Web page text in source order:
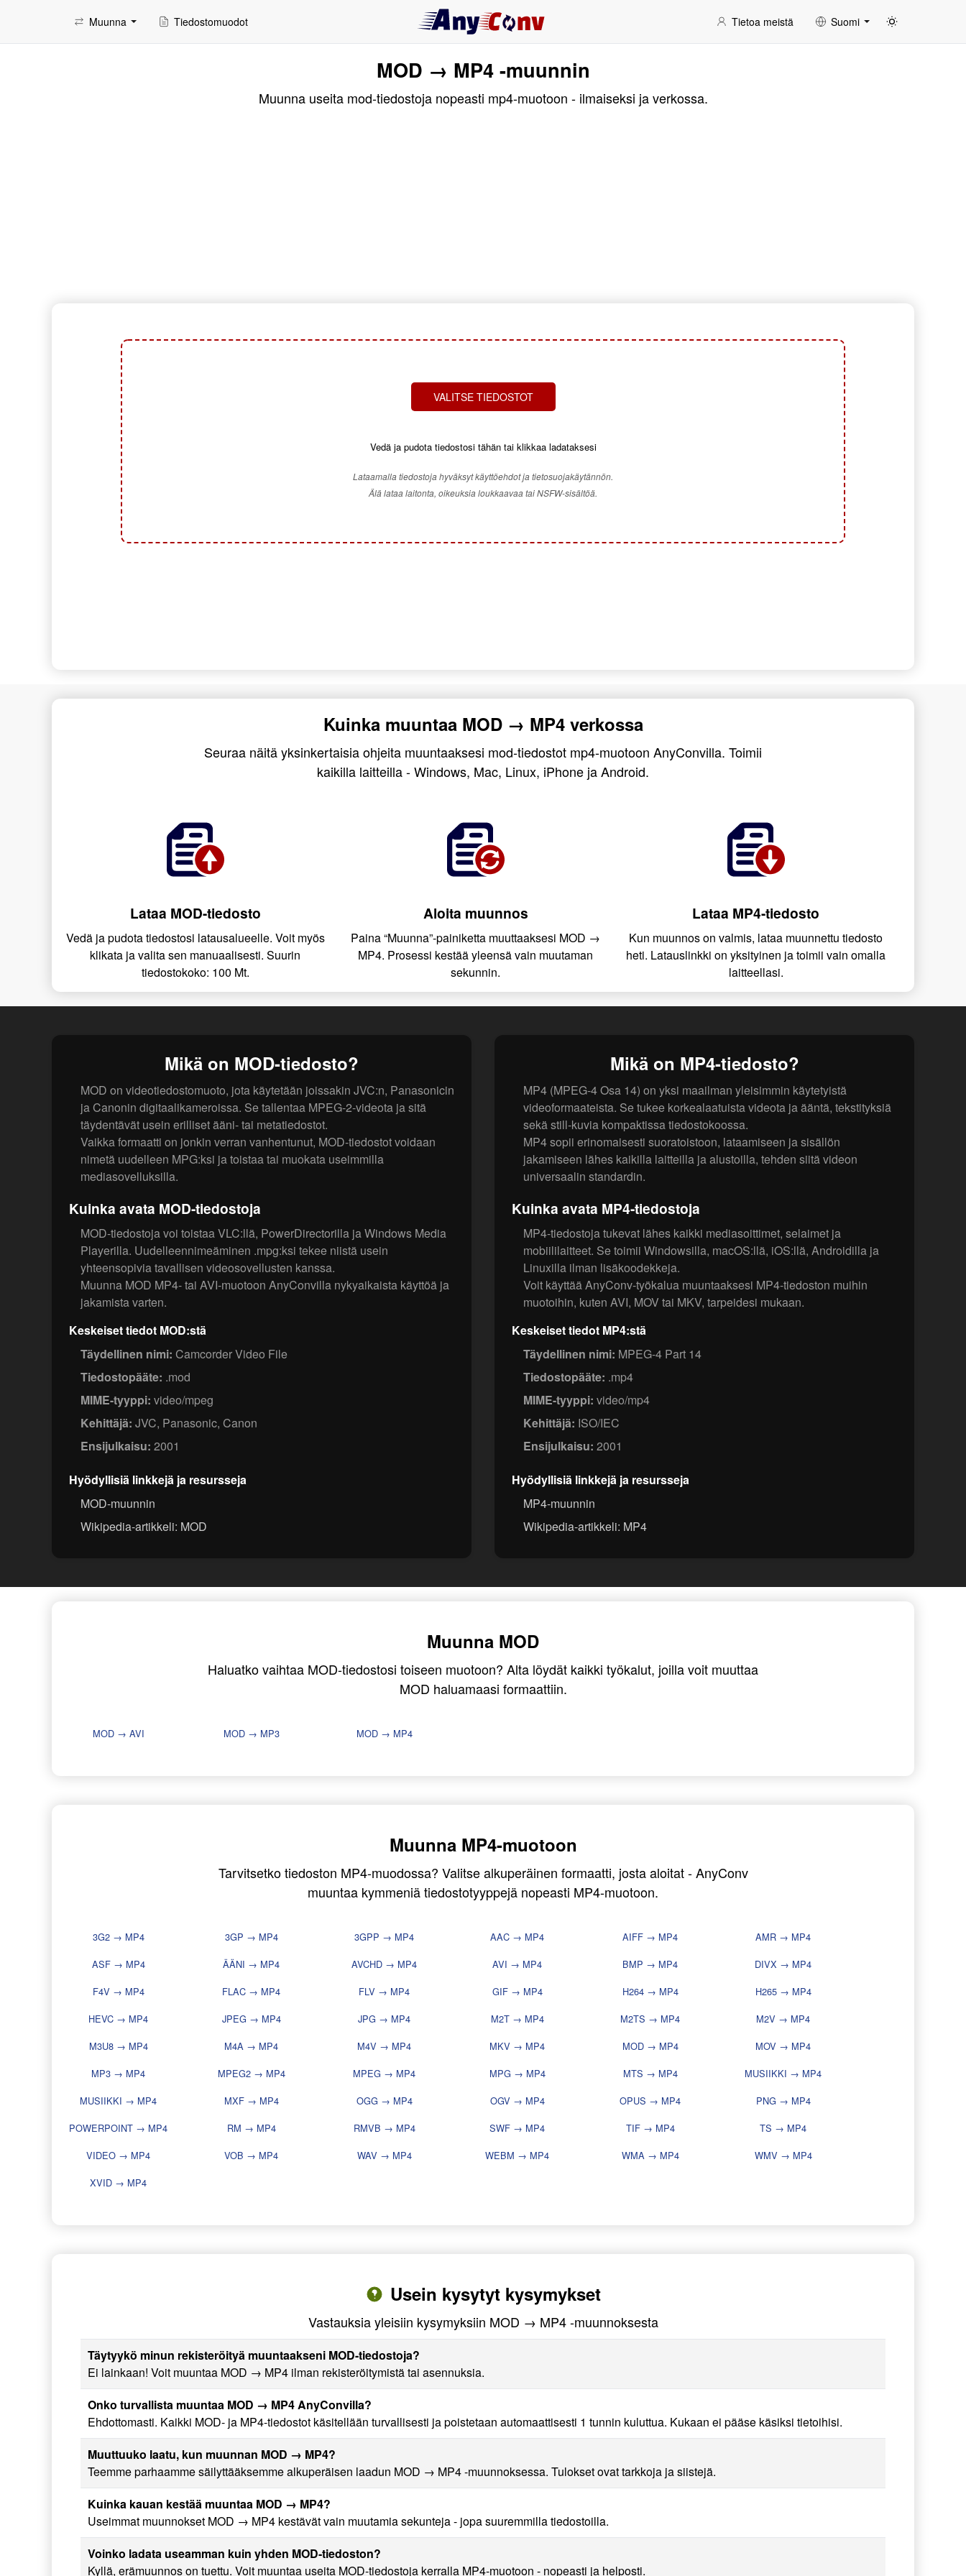
Muunna Tiedostomuodot Tietoa meistä Suomi
MOD → MP4 -muunnin
Muunna useita mod-tiedostoja nopeasti mp4-muotoon - ilmaiseksi ja verkossa.
VALITSE TIEDOSTOT
Vedä ja pudota tiedostosi tähän tai klikkaa ladataksesi
Lataamalla tiedostoja hyväksyt käyttöehdot ja tietosuojakäytännön.
Älä lataa laitonta, oikeuksia loukkaavaa tai NSFW-sisältöä.
Kuinka muuntaa MOD → MP4 verkossa
Seuraa näitä yksinkertaisia ohjeita muuntaaksesi mod-tiedostot mp4-muotoon AnyConvilla. Toimii
kaikilla laitteilla - Windows, Mac, Linux, iPhone ja Android.
Lataa MOD-tiedosto
Vedä ja pudota tiedostosi latausalueelle. Voit myös
klikata ja valita sen manuaalisesti. Suurin
tiedostokoko: 100 Mt.
Aloita muunnos
Paina “Muunna”-painiketta muuttaaksesi MOD →
MP4. Prosessi kestää yleensä vain muutaman
sekunnin.
Lataa MP4-tiedosto
Kun muunnos on valmis, lataa muunnettu tiedosto
heti. Latauslinkki on yksityinen ja toimii vain omalla
laitteellasi.
Mikä on MOD-tiedosto?
MOD on videotiedostomuoto, jota käytetään joissakin JVC:n, Panasonicin
ja Canonin digitaalikameroissa. Se tallentaa MPEG-2-videota ja sitä
täydentävät usein erilliset ääni- tai metatiedostot.
Vaikka formaatti on jonkin verran vanhentunut, MOD-tiedostot voidaan
nimetä uudelleen MPG:ksi ja toistaa tai muokata useimmilla
mediasovelluksilla.
Kuinka avata MOD-tiedostoja
MOD-tiedostoja voi toistaa VLC:llä, PowerDirectorilla ja Windows Media
Playerilla. Uudelleennimeäminen .mpg:ksi tekee niistä usein
yhteensopivia tavallisen videosovellusten kanssa.
Muunna MOD MP4- tai AVI-muotoon AnyConvilla nykyaikaista käyttöä ja
jakamista varten.
Keskeiset tiedot MOD:stä
Täydellinen nimi: Camcorder Video File
Tiedostopääte: .mod
MIME-tyyppi: video/mpeg
Kehittäjä: JVC, Panasonic, Canon
Ensijulkaisu: 2001
Hyödyllisiä linkkejä ja resursseja
MOD-muunnin
Wikipedia-artikkeli: MOD
Mikä on MP4-tiedosto?
MP4 (MPEG-4 Osa 14) on yksi maailman yleisimmin käytetyistä
videoformaateista. Se tukee korkealaatuista videota ja ääntä, tekstityksiä
sekä still-kuvia kompaktissa tiedostokoossa.
MP4 sopii erinomaisesti suoratoistoon, lataamiseen ja sisällön
jakamiseen lähes kaikilla laitteilla ja alustoilla, tehden siitä videon
universaalin standardin.
Kuinka avata MP4-tiedostoja
MP4-tiedostoja tukevat lähes kaikki mediasoittimet, selaimet ja
mobiililaitteet. Se toimii Windowsilla, macOS:llä, iOS:llä, Androidilla ja
Linuxilla ilman lisäkoodekkeja.
Voit käyttää AnyConv-työkalua muuntaaksesi MP4-tiedoston muihin
muotoihin, kuten AVI, MOV tai MKV, tarpeidesi mukaan.
Keskeiset tiedot MP4:stä
Täydellinen nimi: MPEG-4 Part 14
Tiedostopääte: .mp4
MIME-tyyppi: video/mp4
Kehittäjä: ISO/IEC
Ensijulkaisu: 2001
Hyödyllisiä linkkejä ja resursseja
MP4-muunnin
Wikipedia-artikkeli: MP4
Muunna MOD
Haluatko vaihtaa MOD-tiedostosi toiseen muotoon? Alta löydät kaikki työkalut, joilla voit muuttaa
MOD haluamaasi formaattiin.
MOD → AVI MOD → MP3 MOD → MP4
Muunna MP4-muotoon
Tarvitsetko tiedoston MP4-muodossa? Valitse alkuperäinen formaatti, josta aloitat - AnyConv
muuntaa kymmeniä tiedostotyyppejä nopeasti MP4-muotoon.
3G2 → MP4 3GP → MP4 3GPP → MP4 AAC → MP4 AIFF → MP4
AMR → MP4
ASF → MP4
ÄÄNI → MP4 AVCHD → MP4 AVI → MP4 BMP → MP4
DIVX → MP4
F4V → MP4
FLAC → MP4 FLV → MP4 GIF → MP4 H264 → MP4
H265 → MP4
HEVC → MP4
JPEG → MP4 JPG → MP4 M2T → MP4 M2TS → MP4
M2V → MP4
M3U8 → MP4
M4A → MP4 M4V → MP4 MKV → MP4 MOD → MP4
MOV → MP4
MP3 → MP4
MPEG2 → MP4 MPEG → MP4 MPG → MP4 MTS → MP4
MUSIIKKI → MP4
MUSIIKKI → MP4
MXF → MP4 OGG → MP4 OGV → MP4 OPUS → MP4
PNG → MP4
POWERPOINT → MP4
RM → MP4 RMVB → MP4 SWF → MP4 TIF → MP4
TS → MP4
VIDEO → MP4
VOB → MP4 WAV → MP4 WEBM → MP4 WMA → MP4
WMV → MP4
XVID → MP4
Usein kysytyt kysymykset
Vastauksia yleisiin kysymyksiin MOD → MP4 -muunnoksesta
Täytyykö minun rekisteröityä muuntaakseni MOD-tiedostoja?
Ei lainkaan! Voit muuntaa MOD → MP4 ilman rekisteröitymistä tai asennuksia.
Onko turvallista muuntaa MOD → MP4 AnyConvilla?
Ehdottomasti. Kaikki MOD- ja MP4-tiedostot käsitellään turvallisesti ja poistetaan automaattisesti 1 tunnin kuluttua. Kukaan ei pääse käsiksi tietoihisi.
Muuttuuko laatu, kun muunnan MOD → MP4?
Teemme parhaamme säilyttääksemme alkuperäisen laadun MOD → MP4 -muunnoksessa. Tulokset ovat tarkkoja ja siistejä.
Kuinka kauan kestää muuntaa MOD → MP4?
Useimmat muunnokset MOD → MP4 kestävät vain muutamia sekunteja - jopa suuremmilla tiedostoilla.
Voinko ladata useamman kuin yhden MOD-tiedoston?
Kyllä, erämuunnos on tuettu. Voit muuntaa useita MOD-tiedostoja kerralla MP4-muotoon - nopeasti ja helposti.